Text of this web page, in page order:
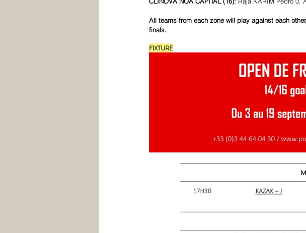
All teams from each zone will play against each
finals.
FIXTURE